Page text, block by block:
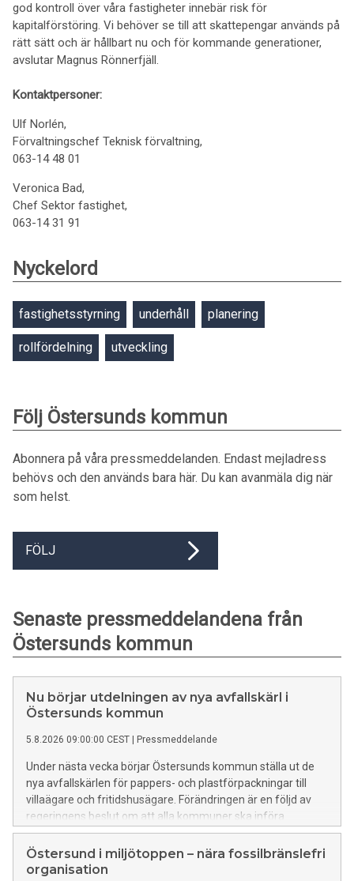
god kontroll över våra fastigheter innebär risk för
kapitalförstöring. Vi behöver se till att skattepengar används på
rätt sätt och är hållbart nu och för kommande generationer,
avslutar Magnus Rönnerfjäll.
Kontaktpersoner:
Ulf Norlén,
Förvaltningschef Teknisk förvaltning,
063-14 48 01
Veronica Bad,
Chef Sektor fastighet,
063-14 31 91
Nyckelord
fastighetsstyrning underhåll planering
rollfördelning utveckling
Följ Östersunds kommun
Abonnera på våra pressmeddelanden. Endast mejladress
behövs och den används bara här. Du kan avanmäla dig när
som helst.
FÖLJ
Senaste pressmeddelandena från
Östersunds kommun
Nu börjar utdelningen av nya avfallskärl i
Östersunds kommun
5.8.2026 09:00:00 CEST Pressmeddelande
Under nästa vecka börjar Östersunds kommun ställa ut de
nya avfallskärlen för pappers- och plastförpackningar till
villaägare och fritidshusägare. Förändringen är en följd av
regeringens beslut om att alla kommuner ska införa
fastighetsnära insamling av förpackningar.
Östersund i miljötoppen – nära fossilbränslefri
organisation